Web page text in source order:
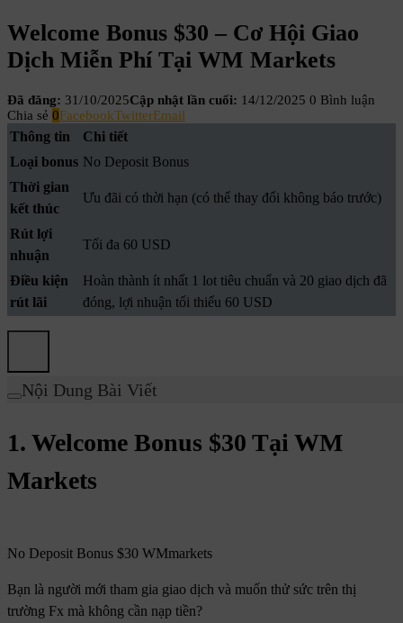
Welcome Bonus $30 – Cơ Hội Giao
Dịch Miễn Phí Tại WM Markets
Đã đăng: 31/10/2025Cập nhật lần cuối: 14/12/2025 0 Bình luận
Chia sẻ 0FacebookTwitterEmail
Thông tin
Chi tiết
Loại bonus No Deposit Bonus
Thời gian
kết thúc
Ưu đãi có thời hạn (có thể thay đổi không báo trước)
Rút lợi
nhuận
Tối đa 60 USD
Điều kiện
rút lãi
Hoàn thành ít nhất 1 lot tiêu chuẩn và 20 giao dịch đã
đóng, lợi nhuận tối thiểu 60 USD
Nội Dung Bài Viết
1. Welcome Bonus $30 Tại WM
Markets
No Deposit Bonus $30 WMmarkets
Bạn là người mới tham gia giao dịch và muốn thử sức trên thị
trường Fx mà không cần nạp tiền?